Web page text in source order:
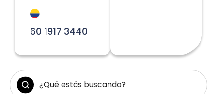
60 1917 3440